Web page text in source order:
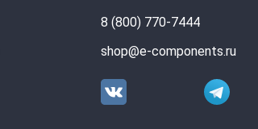
8 (800) 770-7444
shop@e-components.ru